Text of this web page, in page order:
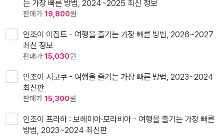
는 가장 빠른 방법, 2024~2025 최신 정보
판매가 19,800원
인조이 이집트 - 여행을 즐기는 가장 빠른 방법, 2026~2027
최신 정보
판매가 15,030원
인조이 시코쿠 - 여행을 즐기는 가장 빠른 방법, 2023~2024
최신판
판매가 15,300원
인조이 프라하 : 보헤미아·모라비아 - 여행을 즐기는 가장 빠른
방법, 2023~2024 최신판